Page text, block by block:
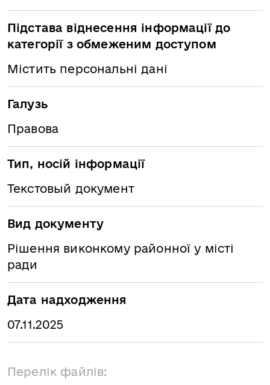
Підстава віднесення інформації до
категорії з обмеженим доступом
Містить персональні дані
Галузь
Правова
Тип, носій інформації
Текстовый документ
Вид документу
Рішення виконкому районної у місті
ради
Дата надходження
07.11.2025
Перелік файлів: